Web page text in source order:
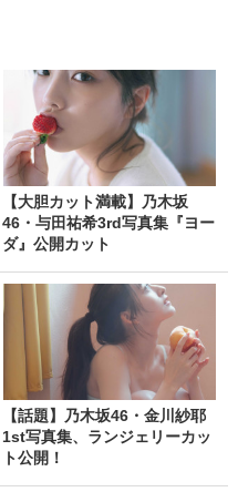
【大胆カット満載】乃木坂
46・与田祐希3rd写真集『ヨー
ダ』公開カット
【話題】乃木坂46・金川紗耶
1st写真集、ランジェリーカッ
ト公開！